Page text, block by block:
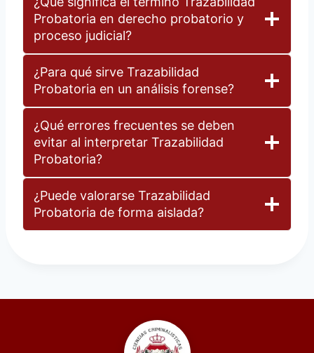
Probatoria en derecho probatorio y
proceso judicial?
¿Para qué sirve Trazabilidad
Probatoria en un análisis forense?
¿Qué errores frecuentes se deben
evitar al interpretar Trazabilidad
Probatoria?
¿Puede valorarse Trazabilidad
Probatoria de forma aislada?